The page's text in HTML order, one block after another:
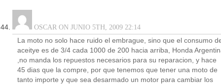
OSCAR ON JUNIO 5TH, 2009 22:14
La moto no solo hace ruido el embrague, sino que el consumo
aceitye es de 3/4 cada 1000 de 200 hacia arriba, Honda
,no manda los repuestos necesarios para su reparacion, y hace
45 dias que la compre, por que tenemos que tener una moto de
tanto importe y que sea desarmado un motor para cambiar los